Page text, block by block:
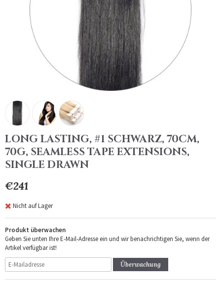
LONG LASTING, #1 SCHWARZ, 70CM,
70G, SEAMLESS TAPE EXTENSIONS,
SINGLE DRAWN
€241
Nicht auf Lager
Produkt überwachen
Geben Sie unten Ihre E-Mail-Adresse ein und wir benachrichtigen Sie, wenn der
Artikel verfügbar ist!
Überwachung